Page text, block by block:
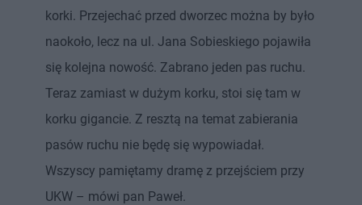
korki. Przejechać przed dworzec można by było
naokoło, lecz na ul. Jana Sobieskiego pojawiła
się kolejna nowość. Zabrano jeden pas ruchu.
Teraz zamiast w dużym korku, stoi się tam w
korku gigancie. Z resztą na temat zabierania
pasów ruchu nie będę się wypowiadał.
Wszyscy pamiętamy dramę z przejściem przy
UKW – mówi pan Paweł.